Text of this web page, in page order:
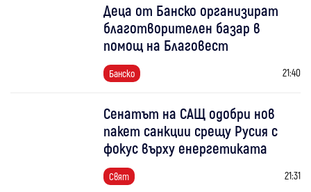
Деца от Банско организират
благотворителен базар в
помощ на Благовест
Банско 21:40
Сенатът на САЩ одобри нов
пакет санкции срещу Русия с
фокус върху енергетиката
Свят 21:31